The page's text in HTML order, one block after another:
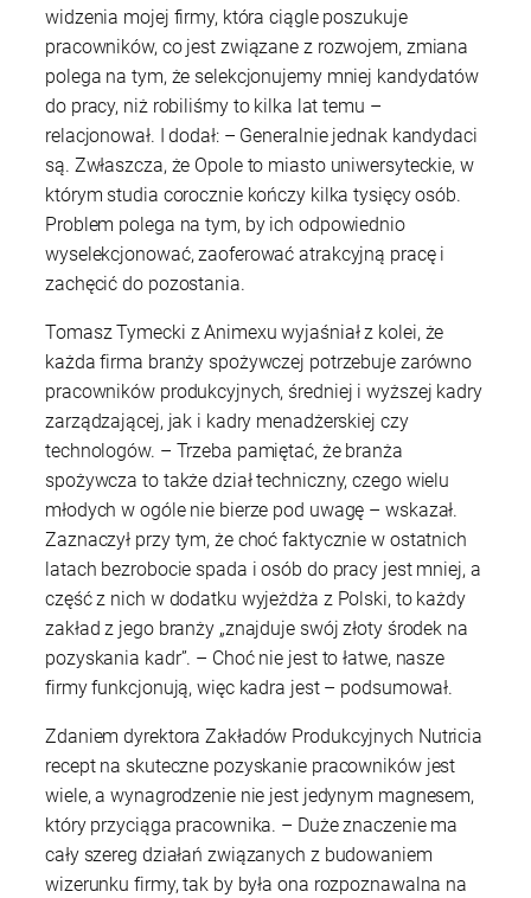
widzenia mojej firmy, która ciągle poszukuje
pracowników, co jest związane z rozwojem, zmiana
polega na tym, że selekcjonujemy mniej kandydatów
do pracy, niż robiliśmy to kilka lat temu –
relacjonował. I dodał: – Generalnie jednak kandydaci
są. Zwłaszcza, że Opole to miasto uniwersyteckie, w
którym studia corocznie kończy kilka tysięcy osób.
Problem polega na tym, by ich odpowiednio
wyselekcjonować, zaoferować atrakcyjną pracę i
zachęcić do pozostania.
Tomasz Tymecki z Animexu wyjaśniał z kolei, że
każda firma branży spożywczej potrzebuje zarówno
pracowników produkcyjnych, średniej i wyższej kadry
zarządzającej, jak i kadry menadżerskiej czy
technologów. – Trzeba pamiętać, że branża
spożywcza to także dział techniczny, czego wielu
młodych w ogóle nie bierze pod uwagę – wskazał.
Zaznaczył przy tym, że choć faktycznie w ostatnich
latach bezrobocie spada i osób do pracy jest mniej, a
część z nich w dodatku wyjeżdża z Polski, to każdy
zakład z jego branży „znajduje swój złoty środek na
pozyskania kadr”. – Choć nie jest to łatwe, nasze
firmy funkcjonują, więc kadra jest – podsumował.
Zdaniem dyrektora Zakładów Produkcyjnych Nutricia
recept na skuteczne pozyskanie pracowników jest
wiele, a wynagrodzenie nie jest jedynym magnesem,
który przyciąga pracownika. – Duże znaczenie ma
cały szereg działań związanych z budowaniem
wizerunku firmy, tak by była ona rozpoznawalna na